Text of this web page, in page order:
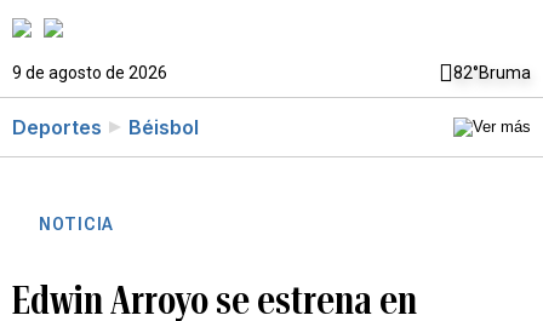
9 de agosto de 2026 82°Bruma
Deportes Béisbol
NOTICIA
Edwin Arroyo se estrena en